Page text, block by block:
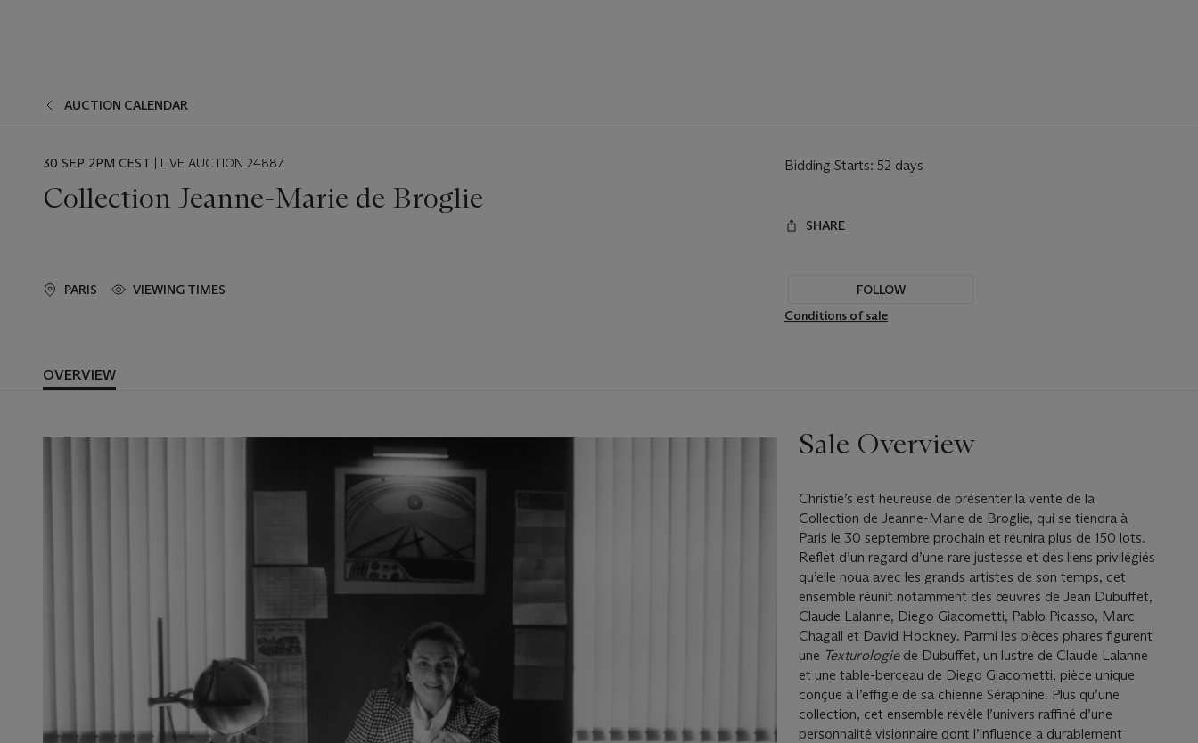
AUCTION CALENDAR
EVENT
30 SEP 2PM CEST | LIVE AUCTION 24887
Collection Jeanne-Marie de Broglie
PARIS VIEWING TIMES
Bidding Starts: 52 days
SHARE
FOLLOW
Conditions of sale
OVERVIEW
Sale Overview
Christie’s est heureuse de présenter la vente de la
Collection de Jeanne-Marie de Broglie, qui se tiendra à
Paris le 30 septembre prochain et réunira plus de 150 lots.
Reflet d’un regard d’une rare justesse et des liens privilégiés
qu’elle noua avec les grands artistes de son temps, cet
ensemble réunit notamment des œuvres de Jean Dubuffet,
Claude Lalanne, Diego Giacometti, Pablo Picasso, Marc
Chagall et David Hockney. Parmi les pièces phares figurent
une Texturologiede Dubuffet, un lustre de Claude Lalanne
et une table-berceau de Diego Giacometti, pièce unique
conçue à l’effigie de sa chienne Séraphine. Plus qu’une
collection, cet ensemble révèle l’univers raffiné d’une
personnalité visionnaire dont l’influence a durablement